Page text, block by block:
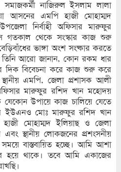
সমাজকর্মী নাজিরুল ইসলাম লালা
আসনের এমপি হাজী মোহাম্মদ
নির্বাহী অফিসার মারুফুর
গতকাল থেকে সংস্কার কাজ শুরু
ভাঙ্গা অংশ সংষ্কার করতে
তিনি আরো জানান, কোন রকম ধার
দিক বিবেচনা করে কাজ শুরু করে
এমপি, জেলা প্রশাসক আলী
মারুফুর রশিদ খান মহোদয়
উপায়ে কাজ চালিয়ে যেতে
ইউএনও মোঃ মারুফুর রশিদ খান
হাজী মোহাম্মদ ইলিয়াছ ও জেলা
এবং স্থানীয় লোকজনের প্রশংসনীয়
বাস্তবায়িত হচ্ছে। আমি আশা
হয়ে থাকে। তবে আমি একাজের